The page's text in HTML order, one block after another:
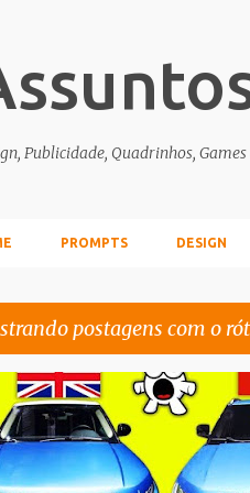
Publicidade, Quadrinhos,
PROMPTS DESIGN
postagens com o
TRANSPORTE VIDEO